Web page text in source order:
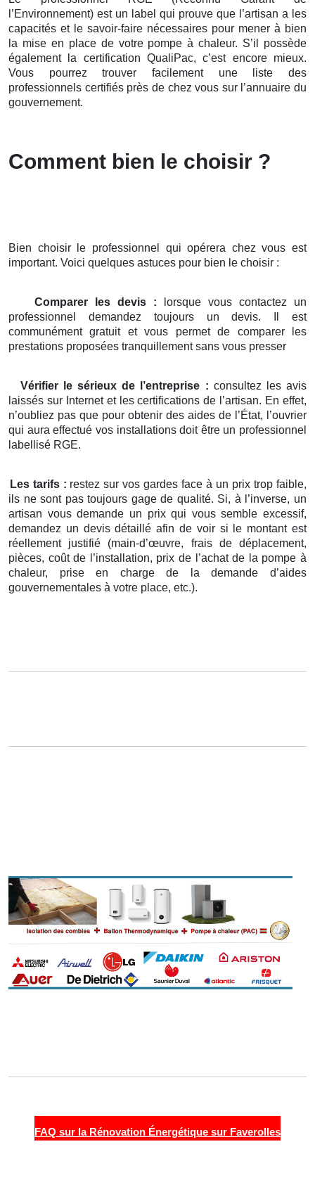
l’Environnement) est un label qui prouve que l’artisan a les
capacités et le savoir-faire nécessaires pour mener à bien
la mise en place de votre pompe à chaleur. S’il possède
également la certification QualiPac, c’est encore mieux.
Vous pourrez trouver facilement une liste des
professionnels certifiés près de chez vous sur l’annuaire du
gouvernement.
Comment bien le choisir ?
Bien choisir le professionnel qui opérera chez vous est
important. Voici quelques astuces pour bien le choisir :
Comparer les devis : lorsque vous contactez un
professionnel demandez toujours un devis. Il est
communément gratuit et vous permet de comparer les
prestations proposées tranquillement sans vous presser
Vérifier le sérieux de l’entreprise : consultez les avis
laissés sur Internet et les certifications de l’artisan. En effet,
n’oubliez pas que pour obtenir des aides de l’État, l’ouvrier
qui aura effectué vos installations doit être un professionnel
labellisé RGE.
Les tarifs : restez sur vos gardes face à un prix trop faible,
ils ne sont pas toujours gage de qualité. Si, à l’inverse, un
artisan vous demande un prix qui vous semble excessif,
demandez un devis détaillé afin de voir si le montant est
réellement justifié (main-d’œuvre, frais de déplacement,
pièces, coût de l’installation, prix de l’achat de la pompe à
chaleur, prise en charge de la demande d’aides
gouvernementales à votre place, etc.).
FAQ sur la Rénovation Énergétique sur Faverolles